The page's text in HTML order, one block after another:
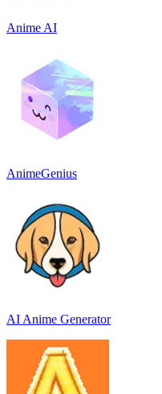
Anime AI
AnimeGenius
AI Anime Generator